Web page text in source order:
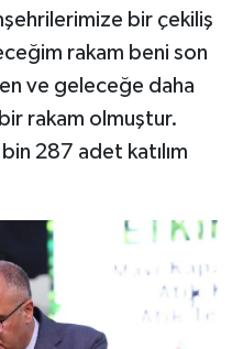
bir çekiliş
rakam beni son
ve geleceğe daha
rakam olmuştur.
287 adet katılım